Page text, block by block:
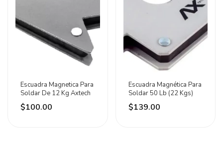
Escuadra Magnetica Para
Soldar De 12 Kg Axtech
$100.00
Escuadra Magnética Para
Soldar 50 Lb (22 Kgs)
$139.00